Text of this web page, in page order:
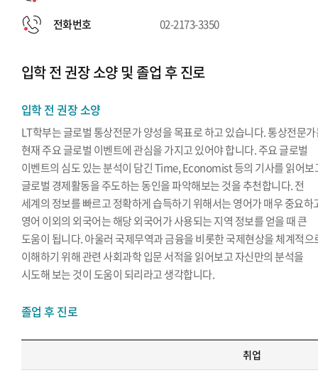
전화번호 02-2173-3350
입학 전 권장 소양 및 졸업 후 진로
입학 전 권장 소양
LT학부는 글로벌 통상전문가 양성을 목표로 하고 있습니다. 통상전문
현재 주요 글로벌 이벤트에 관심을 가지고 있어야 합니다. 주요 글로벌
이벤트의 심도 있는 분석이 담긴 Time, Economist 등의 기사를 읽어보
글로벌 경제활동을 주도하는 동인을 파악해보는 것을 추천합니다. 전
세계의 정보를 빠르고 정확하게 습득하기 위해서는 영어가 매우 중요하
영어 이외의 외국어는 해당 외국어가 사용되는 지역 정보를 얻을 때 큰
도움이 됩니다. 아울러 국제무역과 금융을 비롯한 국제현상을 체계적으
이해하기 위해 관련 사회과학 입문 서적을 읽어보고 자신만의 분석을
시도해 보는 것이 도움이 되리라고 생각합니다.
졸업 후 진로
취업